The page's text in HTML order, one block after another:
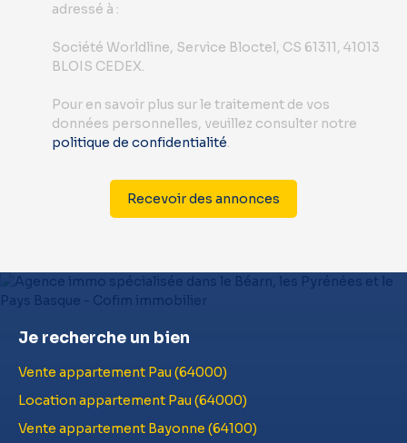
adressé à :
Société Worldline, Service Bloctel, CS 61311, 41013
BLOIS CEDEX.
Pour en savoir plus sur le traitement de vos
données personnelles, veuillez consulter notre
politique de confidentialité.
Recevoir des annonces
Je recherche un bien
Vente appartement Pau (64000)
Location appartement Pau (64000)
Vente appartement Bayonne (64100)